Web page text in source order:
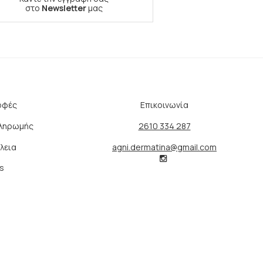
στο Newsletterμας
Επικοινωνία
2610 334 287
agni.dermatina@gmail.com